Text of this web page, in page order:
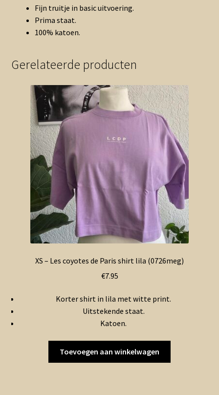
Fijn truitje in basic uitvoering.
Prima staat.
100% katoen.
Gerelateerde producten
XS – Les coyotes de Paris shirt lila (0726meg)
€7.95
Korter shirt in lila met witte print.
Uitstekende staat.
Katoen.
Toevoegen aan winkelwagen